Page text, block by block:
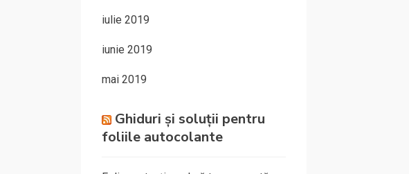
iulie 2019
iunie 2019
mai 2019
Ghiduri și soluții pentru
foliile autocolante